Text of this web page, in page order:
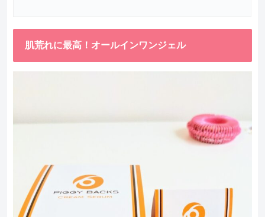
肌荒れに最高！オールインワンジェル